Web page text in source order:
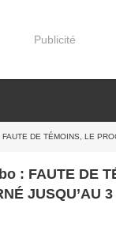
Publicité
TÉMOINS, LE PROCÈS AJOURNÉ
: FAUTE DE
JUSQU’AU